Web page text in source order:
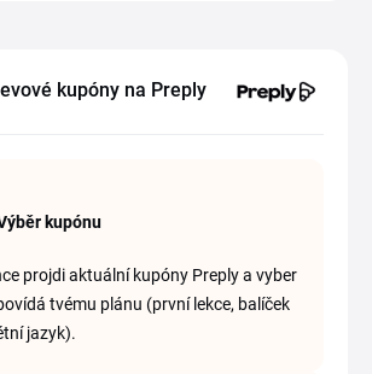
kupóny na Preply
kupónu
projdi aktuální kupóny Preply a vyber
tvému plánu (první lekce, balíček
jazyk).